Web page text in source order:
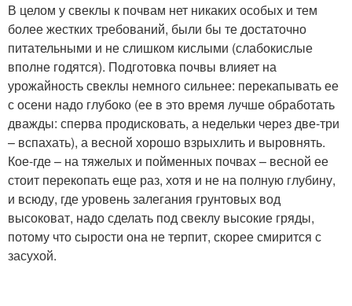
В целом у свеклы к почвам нет никаких особых и тем
более жестких требований, были бы те достаточно
питательными и не слишком кислыми (слабокислые
вполне годятся). Подготовка почвы влияет на
урожайность свеклы немного сильнее: перекапывать ее
с осени надо глубоко (ее в это время лучше обработать
дважды: сперва продисковать, а недельки через две-три
– вспахать), а весной хорошо взрыхлить и выровнять.
Кое-где – на тяжелых и пойменных почвах – весной ее
стоит перекопать еще раз, хотя и не на полную глубину,
и всюду, где уровень залегания грунтовых вод
высоковат, надо сделать под свеклу высокие гряды,
потому что сырости она не терпит, скорее смирится с
засухой.